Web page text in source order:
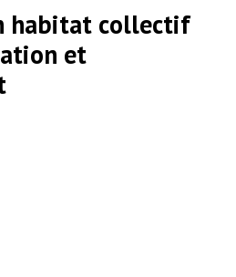
habitat collectif
et